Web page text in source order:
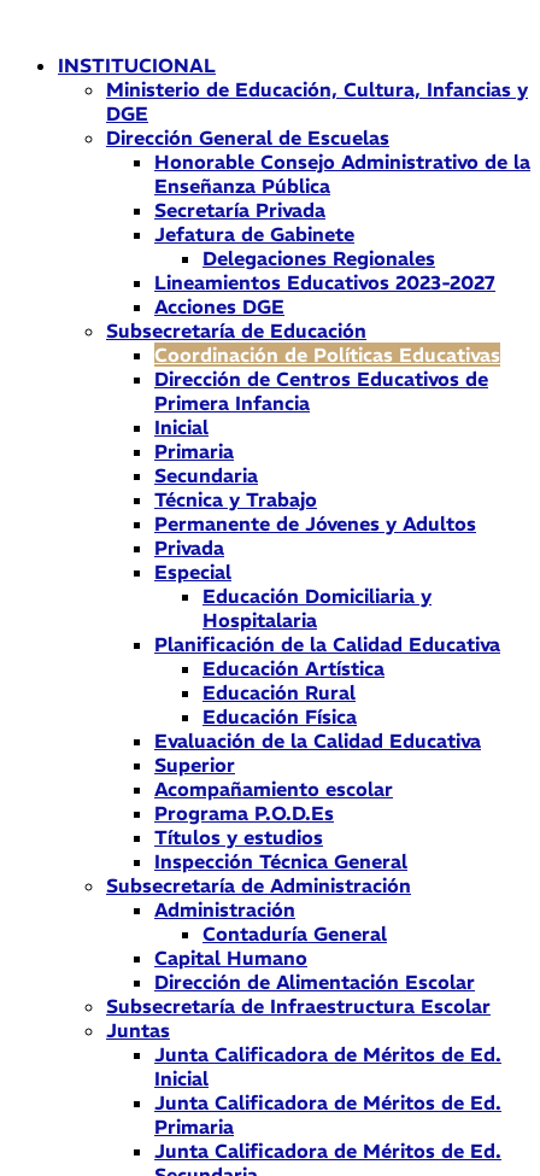
contenidoINSTITUCIONAL
Ministerio de Educación, Cultura, Infancias y
DGE
Dirección General de Escuelas
Honorable Consejo Administrativo de la
Enseñanza Pública
Secretaría Privada
Jefatura de Gabinete
Delegaciones Regionales
Lineamientos Educativos 2023-2027
Acciones DGE
Subsecretaría de Educación
Coordinación de Políticas Educativas
Dirección de Centros Educativos de
Primera Infancia
Inicial
Primaria
Secundaria
Técnica y Trabajo
Permanente de Jóvenes y Adultos
Privada
Especial
Educación Domiciliaria y
Hospitalaria
Planificación de la Calidad Educativa
Educación Artística
Educación Rural
Educación Física
Evaluación de la Calidad Educativa
Superior
Acompañamiento escolar
Programa P.O.D.Es
Títulos y estudios
Inspección Técnica General
Subsecretaría de Administración
Administración
Contaduría General
Capital Humano
Dirección de Alimentación Escolar
Subsecretaría de Infraestructura Escolar
Juntas
Junta Calificadora de Méritos de Ed.
Inicial
Junta Calificadora de Méritos de Ed.
Primaria
Junta Calificadora de Méritos de Ed.